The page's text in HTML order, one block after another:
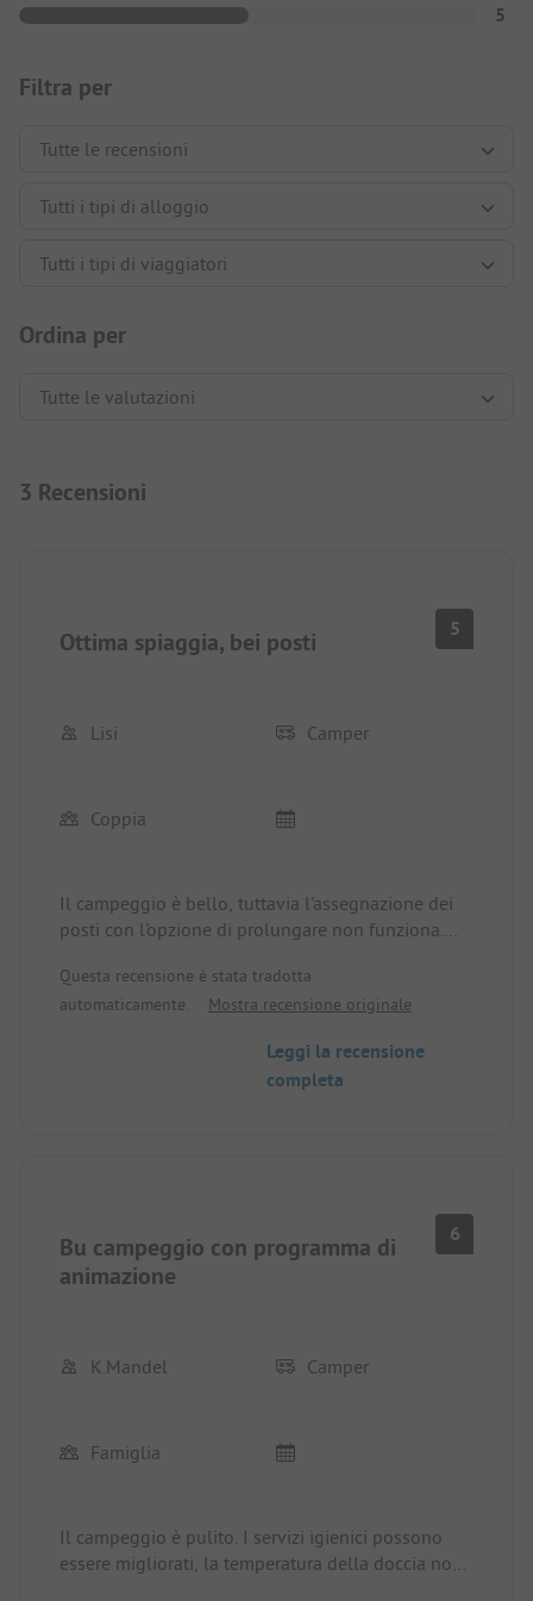
5
Filtra per
Ordina per
3 Recensioni
Ottima spiaggia, bei posti 5
Lisi Camper
Coppia
Il campeggio è bello, tuttavia l'assegnazione dei
posti con l'opzione di prolungare non funziona.
prima non c'erano prenotazioni) a causa di una
prenotazione. Potremmo spostarci ma penso che
Questa recensione è stata tradotta
automaticamente.
Mostra recensione originale
Leggi la recensione
completa
Bu campeggio con programma di
animazione
6
K.Mandel Camper
Famiglia
Il campeggio è pulito. I servizi igienici possono
essere migliorati, la temperatura della doccia non